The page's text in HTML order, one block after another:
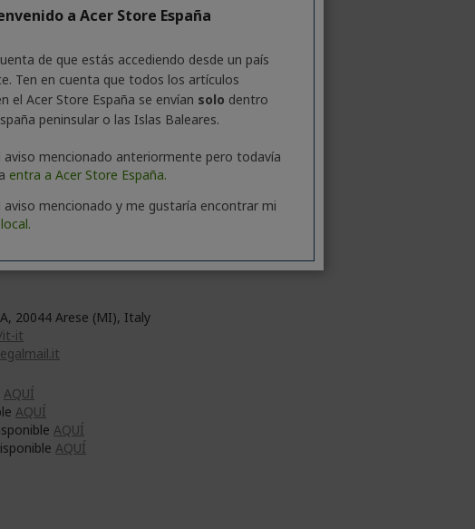
20044 Arese (MI), Italy
it-it
AQUÍ
AQUÍ
AQUÍ
AQUÍ
a Acer Store España
de que estás accediendo desde un país
Ten en cuenta que todos los artículos
el Acer Store España se envían solo dentro
peninsular o las Islas Baleares.
aviso mencionado anteriormente pero todavía
entra a Acer Store España.
aviso mencionado y me gustaría encontrar mi